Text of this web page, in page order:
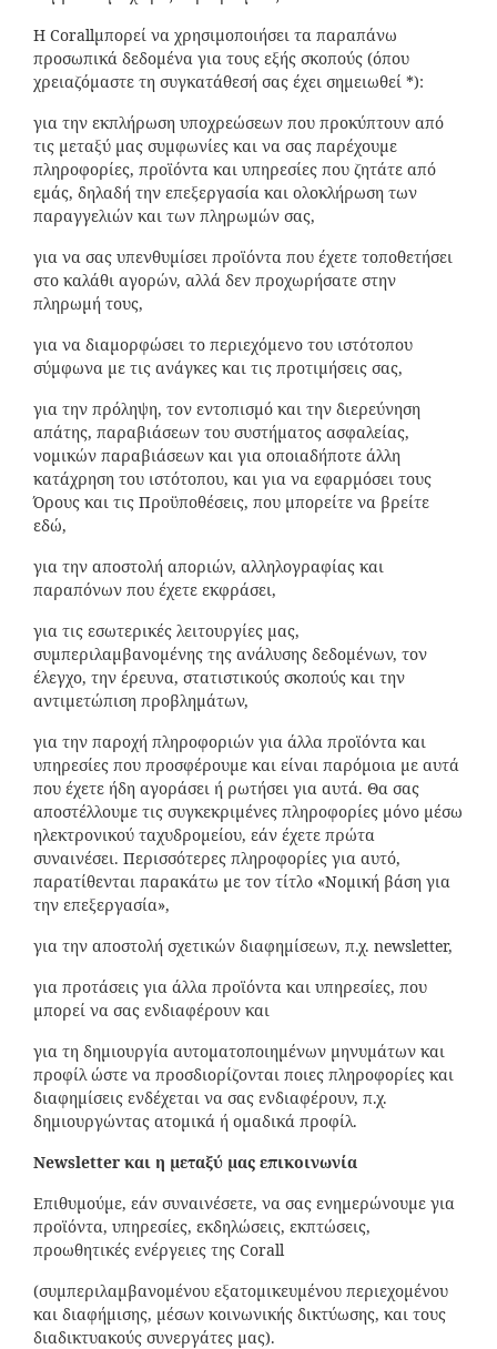
Η Corallμπορεί να χρησιμοποιήσει τα παραπάνω
προσωπικά δεδομένα για τους εξής σκοπούς (όπου
χρειαζόμαστε τη συγκατάθεσή σας έχει σημειωθεί *):
για την εκπλήρωση υποχρεώσεων που προκύπτουν από
τις μεταξύ μας συμφωνίες και να σας παρέχουμε
πληροφορίες, προϊόντα και υπηρεσίες που ζητάτε από
εμάς, δηλαδή την επεξεργασία και ολοκλήρωση των
παραγγελιών και των πληρωμών σας,
για να σας υπενθυμίσει προϊόντα που έχετε τοποθετήσει
στο καλάθι αγορών, αλλά δεν προχωρήσατε στην
πληρωμή τους,
για να διαμορφώσει το περιεχόμενο του ιστότοπου
σύμφωνα με τις ανάγκες και τις προτιμήσεις σας,
για την πρόληψη, τον εντοπισμό και την διερεύνηση
απάτης, παραβιάσεων του συστήματος ασφαλείας,
νομικών παραβιάσεων και για οποιαδήποτε άλλη
κατάχρηση του ιστότοπου, και για να εφαρμόσει τους
Όρους και τις Προϋποθέσεις, που μπορείτε να βρείτε
εδώ,
για την αποστολή αποριών, αλληλογραφίας και
παραπόνων που έχετε εκφράσει,
για τις εσωτερικές λειτουργίες μας,
συμπεριλαμβανομένης της ανάλυσης δεδομένων, τον
έλεγχο, την έρευνα, στατιστικούς σκοπούς και την
αντιμετώπιση προβλημάτων,
για την παροχή πληροφοριών για άλλα προϊόντα και
υπηρεσίες που προσφέρουμε και είναι παρόμοια με αυτά
που έχετε ήδη αγοράσει ή ρωτήσει για αυτά. Θα σας
αποστέλλουμε τις συγκεκριμένες πληροφορίες μόνο μέσω
ηλεκτρονικού ταχυδρομείου, εάν έχετε πρώτα
συναινέσει. Περισσότερες πληροφορίες για αυτό,
παρατίθενται παρακάτω με τον τίτλο «Νομική βάση για
την επεξεργασία»,
για την αποστολή σχετικών διαφημίσεων, π.χ. newsletter,
για προτάσεις για άλλα προϊόντα και υπηρεσίες, που
μπορεί να σας ενδιαφέρουν και
για τη δημιουργία αυτοματοποιημένων μηνυμάτων και
προφίλ ώστε να προσδιορίζονται ποιες πληροφορίες και
διαφημίσεις ενδέχεται να σας ενδιαφέρουν, π.χ.
δημιουργώντας ατομικά ή ομαδικά προφίλ.
Newsletter και η μεταξύ μας επικοινωνία
Επιθυμούμε, εάν συναινέσετε, να σας ενημερώνουμε για
προϊόντα, υπηρεσίες, εκδηλώσεις, εκπτώσεις,
προωθητικές ενέργειες της Corall
(συμπεριλαμβανομένου εξατομικευμένου περιεχομένου
και διαφήμισης, μέσων κοινωνικής δικτύωσης, και τους
διαδικτυακούς συνεργάτες μας).